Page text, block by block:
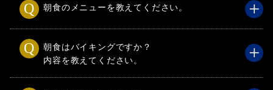
朝食のメニューを教えてください。
朝食はバイキングですか？
内容を教えてください。